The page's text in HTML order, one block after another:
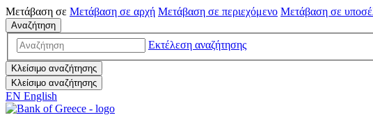
Μετάβαση σε Μετάβαση σε αρχή Μετάβαση σε περιεχόμενο Μετάβαση σε
Αναζήτηση
Εκτέλεση αναζήτησης
Κλείσιμο αναζήτησης
Κλείσιμο αναζήτησης
EN English